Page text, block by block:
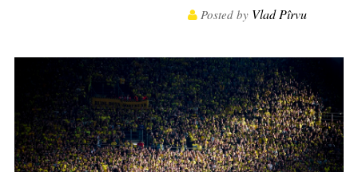
Posted by Vlad Pîrvu